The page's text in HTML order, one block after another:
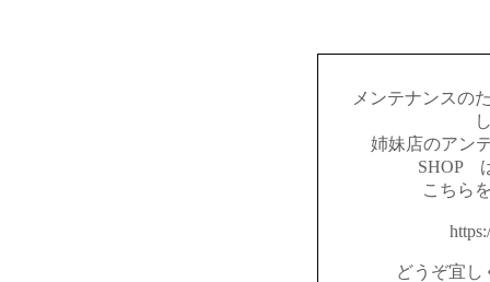
メンテナンスの
姉妹店のアン
SHOP
こちら
どうぞ宜し